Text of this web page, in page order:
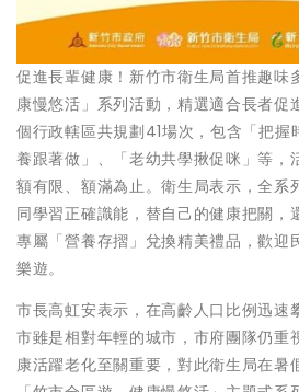
促進長輩健康！新竹市衛生局首推趣味
康慢悠活」系列活動，精選適合長者促
個行政轄區共規劃41場次，包含「把握
養跟著做」、「老幼共學揪促咪」等，
額有限、額滿為止。衛生局表示，全系
同學習正確識能，替自己的健康把關，
專屬「營養存摺」兌換精美禮品，歡迎
樂遊。
市長高虹安表示，在高齡人口比例迅速
市雖是相對年輕的城市，市府團隊仍重
康活躍老化至關重要，對此衛生局在暑